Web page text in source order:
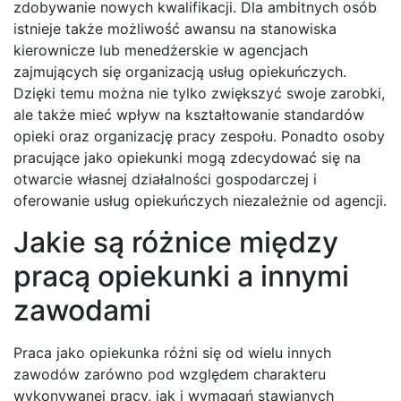
zdobywanie nowych kwalifikacji. Dla ambitnych osób
istnieje także możliwość awansu na stanowiska
kierownicze lub menedżerskie w agencjach
zajmujących się organizacją usług opiekuńczych.
Dzięki temu można nie tylko zwiększyć swoje zarobki,
ale także mieć wpływ na kształtowanie standardów
opieki oraz organizację pracy zespołu. Ponadto osoby
pracujące jako opiekunki mogą zdecydować się na
otwarcie własnej działalności gospodarczej i
oferowanie usług opiekuńczych niezależnie od agencji.
Jakie są różnice między
pracą opiekunki a innymi
zawodami
Praca jako opiekunka różni się od wielu innych
zawodów zarówno pod względem charakteru
wykonywanej pracy, jak i wymagań stawianych